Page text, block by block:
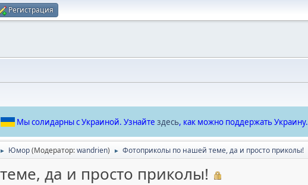
Регистрация
Мы солидарны с Украиной. Узнайте здесь, как можно поддержать Украину.
► Юмор(Модератор:wandrien) ► Фотоприколы по нашей теме, да и просто приколы!
да и просто приколы!